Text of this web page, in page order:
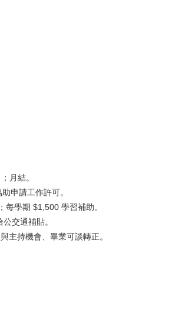
月結。
申請工作許可。
學期 $1,500 學習補助。
交通補貼。
主持機會、畢業可談轉正。